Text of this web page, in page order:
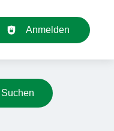
Anmelden
Suchen